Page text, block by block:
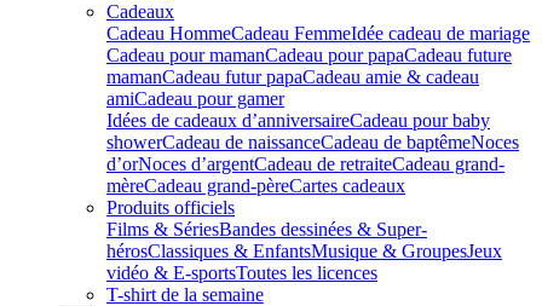
Cadeaux
Cadeau HommeCadeau FemmeIdée cadeau de mariage​
Cadeau pour mamanCadeau pour papaCadeau future
mamanCadeau futur papaCadeau amie & cadeau
amiCadeau pour gamer
Idées de cadeaux d’anniversaireCadeau pour baby
showerCadeau de naissanceCadeau de baptêmeNoces
d’orNoces d’argentCadeau de retraiteCadeau grand-
mèreCadeau grand-pèreCartes cadeaux
Produits officiels
Films & SériesBandes dessinées & Super-
hérosClassiques & EnfantsMusique & GroupesJeux
vidéo & E-sportsToutes les licences
T-shirt de la semaine